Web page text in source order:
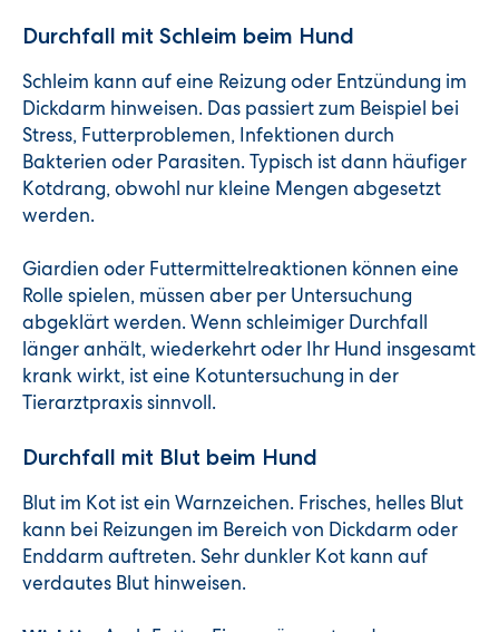
Durchfall mit Schleim beim Hund
Schleim kann auf eine Reizung oder Entzündung im
Dickdarm hinweisen. Das passiert zum Beispiel bei
Stress, Futterproblemen, Infektionen durch
Bakterien oder Parasiten. Typisch ist dann häufiger
Kotdrang, obwohl nur kleine Mengen abgesetzt
werden.
Giardien oder Futtermittelreaktionen können eine
Rolle spielen, müssen aber per Untersuchung
abgeklärt werden. Wenn schleimiger Durchfall
länger anhält, wiederkehrt oder Ihr Hund insgesamt
krank wirkt, ist eine Kotuntersuchung in der
Tierarztpraxis sinnvoll.
Durchfall mit Blut beim Hund
Blut im Kot ist ein Warnzeichen. Frisches, helles Blut
kann bei Reizungen im Bereich von Dickdarm oder
Enddarm auftreten. Sehr dunkler Kot kann auf
verdautes Blut hinweisen.